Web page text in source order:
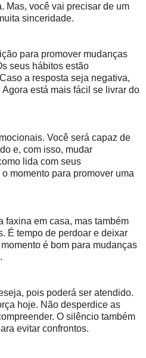
Mas, você vai precisar de um
sinceridade.
para promover mudanças
seus hábitos estão
a resposta seja negativa,
está mais fácil se livrar do
Você será capaz de
e, com isso, mudar
lida com seus
momento para promover uma
faxina em casa, mas também
É tempo de perdoar e deixar
é bom para mudanças
pois poderá ser atendido.
hoje. Não desperdice as
O silêncio também
evitar confrontos.